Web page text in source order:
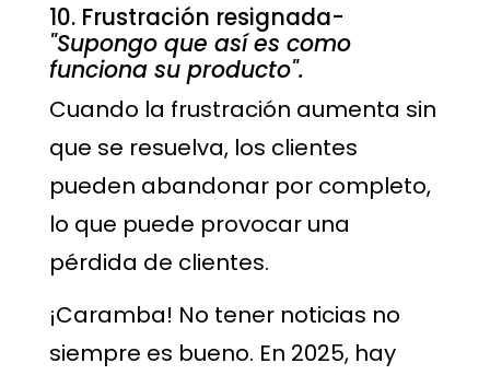
10. Frustración resignada-
"Supongo que así es como
funciona su producto".
Cuando la frustración aumenta sin
que se resuelva, los clientes
pueden abandonar por completo,
lo que puede provocar una
pérdida de clientes.
¡Caramba! No tener noticias no
siempre es bueno. En 2025, hay